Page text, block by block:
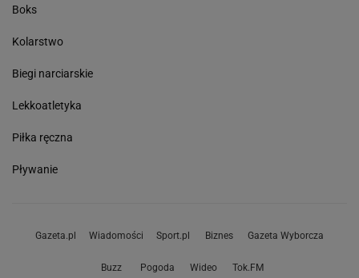
Boks
Kolarstwo
Biegi narciarskie
Lekkoatletyka
Piłka ręczna
Pływanie
Gazeta.pl Wiadomości Sport.pl Biznes Gazeta Wyborcza
Buzz Pogoda Wideo Tok.FM